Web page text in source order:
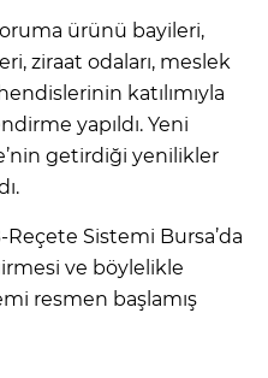
ürünü bayileri,
ziraat odaları, meslek
katılımıyla
yapıldı. Yeni
getirdiği yenilikler
Reçete Sistemi Bursa’da
ve böylelikle
resmen başlamış